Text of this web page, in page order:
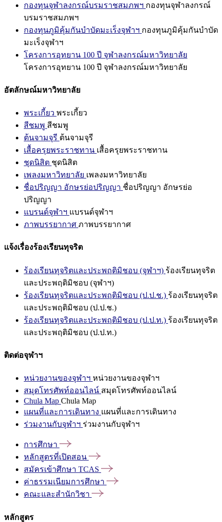
กองทุนจุฬาลงกรณ์บรมราชสมภพฯ กองทุนจุฬาลงกรณ์
บรมราชสมภพฯ
กองทุนภูมิคุ้มกันบำบัดมะเร็งจุฬาฯ กองทุนภูมิคุ้มกันบำบัด
มะเร็งจุฬาฯ
โครงการอุทยาน 100 ปี จุฬาลงกรณ์มหาวิทยาลัย
โครงการอุทยาน 100 ปี จุฬาลงกรณ์มหาวิทยาลัย
อัตลักษณ์มหาวิทยาลัย
พระเกี้ยว พระเกี้ยว
สีชมพู สีชมพู
ต้นจามจุรี ต้นจามจุรี
เสื้อครุยพระราชทาน เสื้อครุยพระราชทาน
ชุดนิสิต ชุดนิสิต
เพลงมหาวิทยาลัย เพลงมหาวิทยาลัย
ชื่อปริญญา อักษรย่อปริญญา ชื่อปริญญา อักษรย่อ
ปริญญา
แบรนด์จุฬาฯ แบรนด์จุฬาฯ
ภาพบรรยากาศ ภาพบรรยากาศ
แจ้งเรื่องร้องเรียนทุจริต
ร้องเรียนทุจริตและประพฤติมิชอบ (จุฬาฯ) ร้องเรียนทุจริต
และประพฤติมิชอบ (จุฬาฯ)
ร้องเรียนทุจริตและประพฤติมิชอบ (ป.ป.ช.) ร้องเรียนทุจริต
และประพฤติมิชอบ (ป.ป.ช.)
ร้องเรียนทุจริตและประพฤติมิชอบ (ป.ป.ท.) ร้องเรียนทุจริต
และประพฤติมิชอบ (ป.ป.ท.)
ติดต่อจุฬาฯ
หน่วยงานของจุฬาฯ หน่วยงานของจุฬาฯ
สมุดโทรศัพท์ออนไลน์ สมุดโทรศัพท์ออนไลน์
Chula Map Chula Map
แผนที่และการเดินทาง แผนที่และการเดินทาง
ร่วมงานกับจุฬาฯ ร่วมงานกับจุฬาฯ
การศึกษา
หลักสูตรที่เปิดสอน
สมัครเข้าศึกษา TCAS
ค่าธรรมเนียมการศึกษา
คณะและสำนักวิชา
หลักสูตร